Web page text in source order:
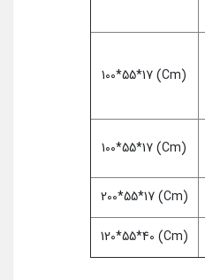
(Cm) 100*55*17
(Cm) 100*55*17
(Cm) 200*55*17
(Cm) 120*55*40